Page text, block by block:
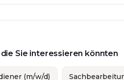
Sie interessieren könnten
(m/w/d)